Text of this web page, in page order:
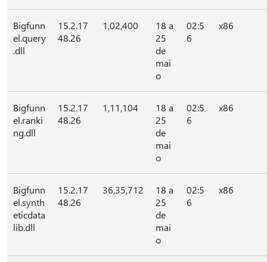
Bigfunn
el.query
.dll
15.2.17
48.26
1,02,400
18 a
25
de
mai
o
02:5
6
x86
Bigfunn
el.ranki
ng.dll
15.2.17
48.26
1,11,104
18 a
25
de
mai
o
02:5
6
x86
Bigfunn
el.synth
eticdata
lib.dll
15.2.17
48.26
36,35,712
18 a
25
de
mai
o
02:5
6
x86